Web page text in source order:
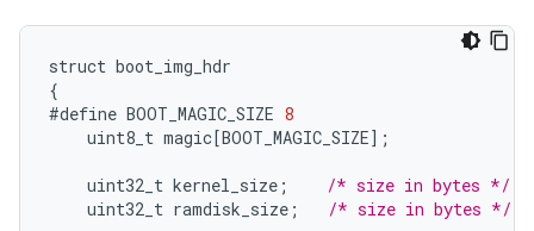
struct boot_img_hdr
{
#define BOOT_MAGIC_SIZE 8
uint8_t magic[BOOT_MAGIC_SIZE] ;
uint32_t kernel_size ;
/* size in bytes */
uint32_t ramdisk_size ; /* size in bytes */